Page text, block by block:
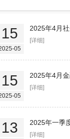
15
05
2025年4月
[详细]
15
05
2025年4月
[详细]
13 2025年一季
[详细]